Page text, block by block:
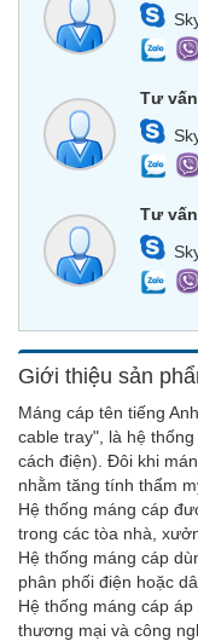
Tư
Tư
Giới thiệu sản
Máng cáp tên tiếng
cable tray", là hệ
cách điện). Đôi khi
nhằm tăng tính thẩm
Hệ thống máng cáp
trong các tòa nhà,
Hệ thống máng cáp
phân phối điện hoặc
Hệ thống máng cáp
thương mại và công